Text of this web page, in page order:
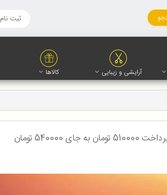
ثبت نام
آرایشی و زیبایی کالاها
تومان